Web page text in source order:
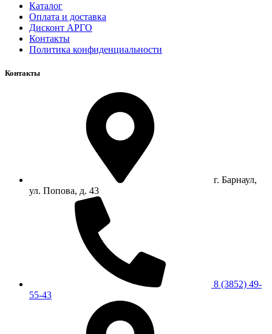
Каталог
Оплата и доставка
Дисконт АРГО
Контакты
Политика конфиденциальности
Контакты
г. Барнаул,
ул. Попова, д. 43
8 (3852) 49-
55-43